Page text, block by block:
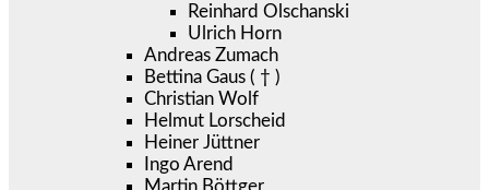
Reinhard Olschanski
Ulrich Horn
Andreas Zumach
Bettina Gaus ( † )
Christian Wolf
Helmut Lorscheid
Heiner Jüttner
Ingo Arend
Martin Böttger